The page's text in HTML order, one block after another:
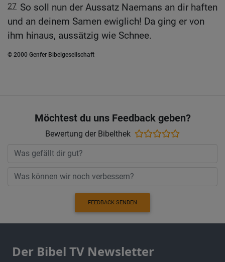
27 So soll nun der Aussatz Naemans an dir haften
und an deinem Samen ewiglich! Da ging er von
ihm hinaus, aussätzig wie Schnee.
© 2000 Genfer Bibelgesellschaft
Möchtest du uns Feedback geben?
Bewertung der Bibelthek
FEEDBACK SENDEN
Der Bibel TV Newsletter